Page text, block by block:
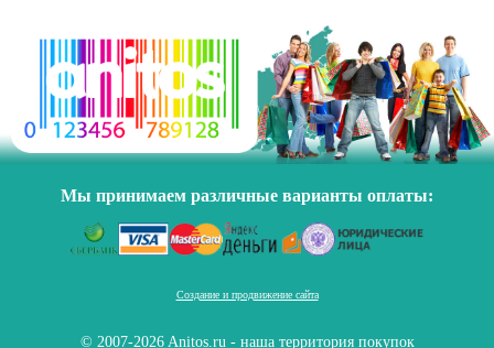
Мы принимаем различные варианты оплаты:
Создание и продвижение сайта
© 2007-2026 Anitos.ru - наша территория покупок